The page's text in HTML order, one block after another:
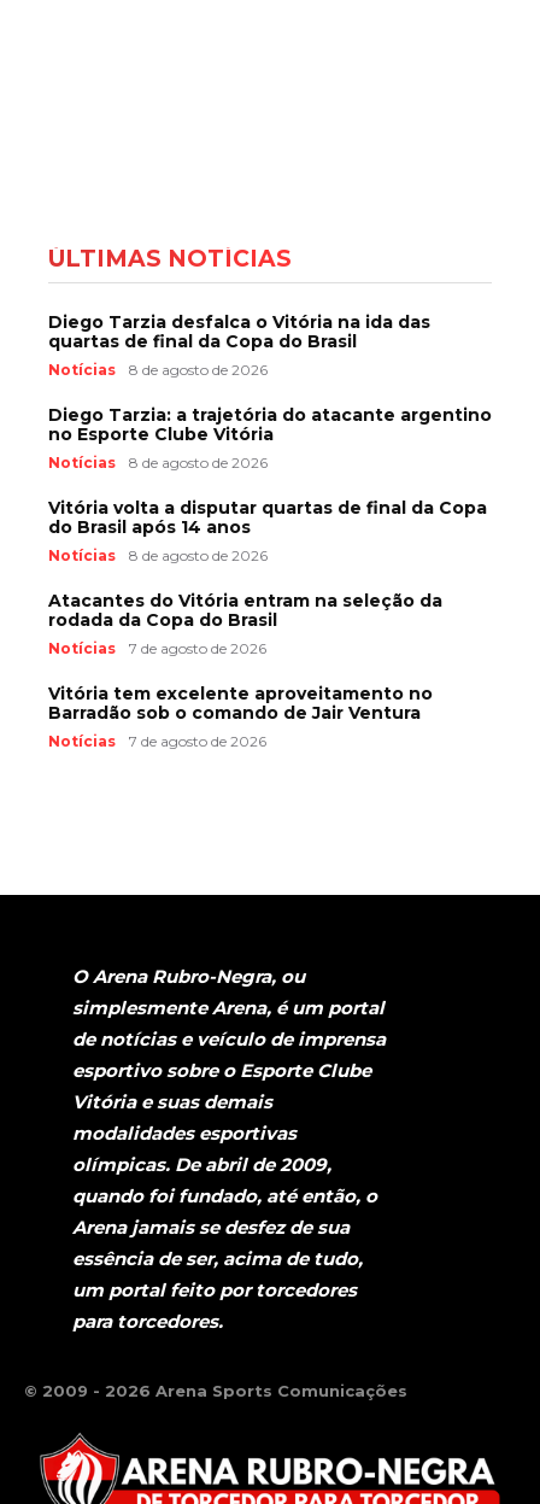
ÚLTIMAS NOTÍCIAS
Diego Tarzia desfalca o Vitória na ida das
quartas de final da Copa do Brasil
Notícias 8 de agosto de 2026
Diego Tarzia: a trajetória do atacante argentino
no Esporte Clube Vitória
Notícias 8 de agosto de 2026
Vitória volta a disputar quartas de final da Copa
do Brasil após 14 anos
Notícias 8 de agosto de 2026
Atacantes do Vitória entram na seleção da
rodada da Copa do Brasil
Notícias 7 de agosto de 2026
Vitória tem excelente aproveitamento no
Barradão sob o comando de Jair Ventura
Notícias 7 de agosto de 2026
O Arena Rubro-Negra, ou
simplesmente Arena, é um portal
de notícias e veículo de imprensa
esportivo sobre o Esporte Clube
Vitória e suas demais
modalidades esportivas
olímpicas. De abril de 2009,
quando foi fundado, até então, o
Arena jamais se desfez de sua
essência de ser, acima de tudo,
um portal feito por torcedores
para torcedores.
© 2009 - 2026 Arena Sports Comunicações